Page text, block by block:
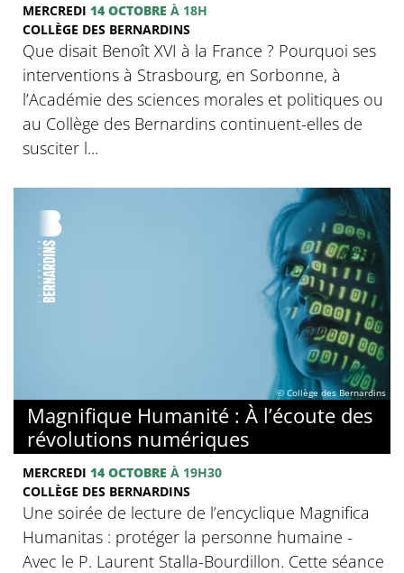
MERCREDI 14 OCTOBRE À 18H
COLLÈGE DES BERNARDINS
Que disait Benoît XVI à la France ? Pourquoi ses
interventions à Strasbourg, en Sorbonne, à
l’Académie des sciences morales et politiques ou
au Collège des Bernardins continuent-elles de
susciter l...
© Collège des Bernardins
Magnifique Humanité : À l’écoute des
révolutions numériques
MERCREDI 14 OCTOBRE À 19H30
COLLÈGE DES BERNARDINS
Une soirée de lecture de l’encyclique Magnifica
Humanitas : protéger la personne humaine -
Avec le P. Laurent Stalla-Bourdillon. Cette séance